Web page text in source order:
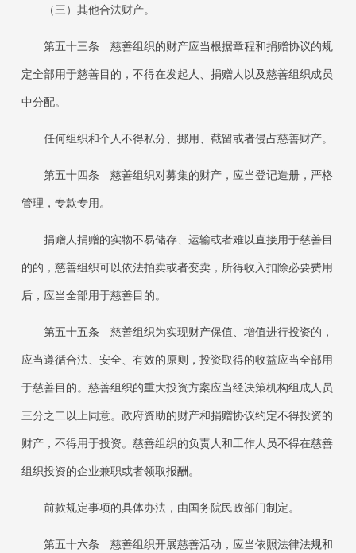
（三）其他合法财产。
第五十三条 慈善组织的财产应当根据章程和捐赠协议的规
定全部用于慈善目的，不得在发起人、捐赠人以及慈善组织成员
中分配。
任何组织和个人不得私分、挪用、截留或者侵占慈善财产。
第五十四条 慈善组织对募集的财产，应当登记造册，严格
管理，专款专用。
捐赠人捐赠的实物不易储存、运输或者难以直接用于慈善目
的的，慈善组织可以依法拍卖或者变卖，所得收入扣除必要费用
后，应当全部用于慈善目的。
第五十五条 慈善组织为实现财产保值、增值进行投资的，
应当遵循合法、安全、有效的原则，投资取得的收益应当全部用
于慈善目的。慈善组织的重大投资方案应当经决策机构组成人员
三分之二以上同意。政府资助的财产和捐赠协议约定不得投资的
财产，不得用于投资。慈善组织的负责人和工作人员不得在慈善
组织投资的企业兼职或者领取报酬。
前款规定事项的具体办法，由国务院民政部门制定。
第五十六条 慈善组织开展慈善活动，应当依照法律法规和